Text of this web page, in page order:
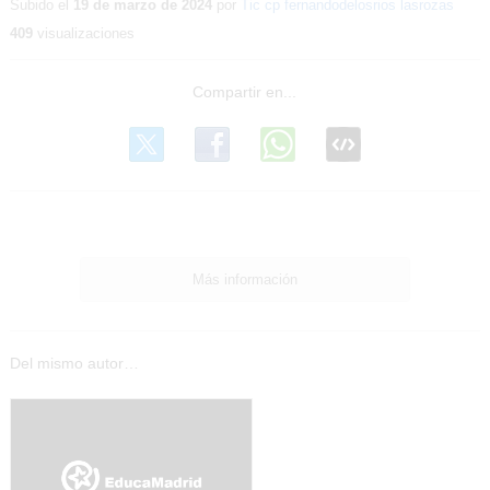
Subido el 19 de marzo de 2024por Tic cp fernandodelosrios lasrozas
409 visualizaciones
Más información
Del mismo autor…